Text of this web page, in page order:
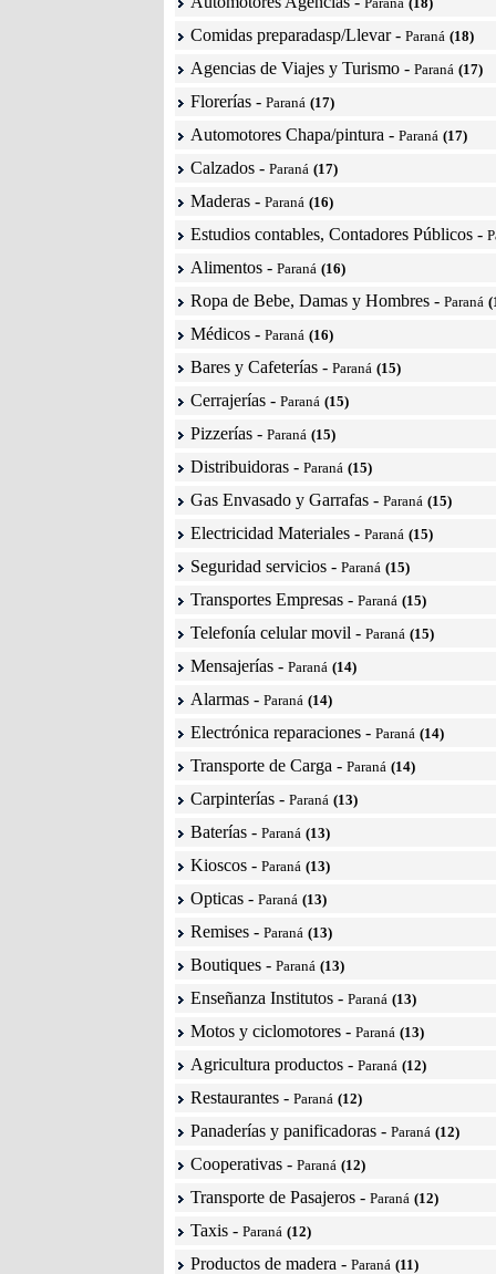
Comidas preparadasp/Llevar- Paraná (18)
Agencias de Viajes y Turismo - Paraná (17)
Florerías - Paraná (17)
Automotores Chapa/pintura - Paraná (17)
Calzados - Paraná (17)
Maderas - Paraná (16)
Estudios contables, Contadores Públicos -
Alimentos - Paraná (16)
Ropa de Bebe, Damas y Hombres - Paraná
Médicos - Paraná (16)
Bares y Cafeterías - Paraná (15)
Cerrajerías - Paraná (15)
Pizzerías - Paraná (15)
Distribuidoras - Paraná (15)
Gas Envasado y Garrafas - Paraná (15)
Electricidad Materiales - Paraná (15)
Seguridad servicios - Paraná (15)
Transportes Empresas - Paraná (15)
Telefonía celular movil - Paraná (15)
Mensajerías - Paraná (14)
Alarmas - Paraná (14)
Electrónica reparaciones - Paraná (14)
Transporte de Carga - Paraná (14)
Carpinterías - Paraná (13)
Baterías - Paraná (13)
Kioscos - Paraná (13)
Opticas - Paraná (13)
Remises - Paraná (13)
Boutiques - Paraná (13)
Enseñanza Institutos - Paraná (13)
Motos y ciclomotores - Paraná (13)
Agricultura productos - Paraná (12)
Restaurantes - Paraná (12)
Panaderías y panificadoras - Paraná (12)
Cooperativas - Paraná (12)
Transporte de Pasajeros - Paraná (12)
Taxis - Paraná (12)
Productos de madera - Paraná (11)